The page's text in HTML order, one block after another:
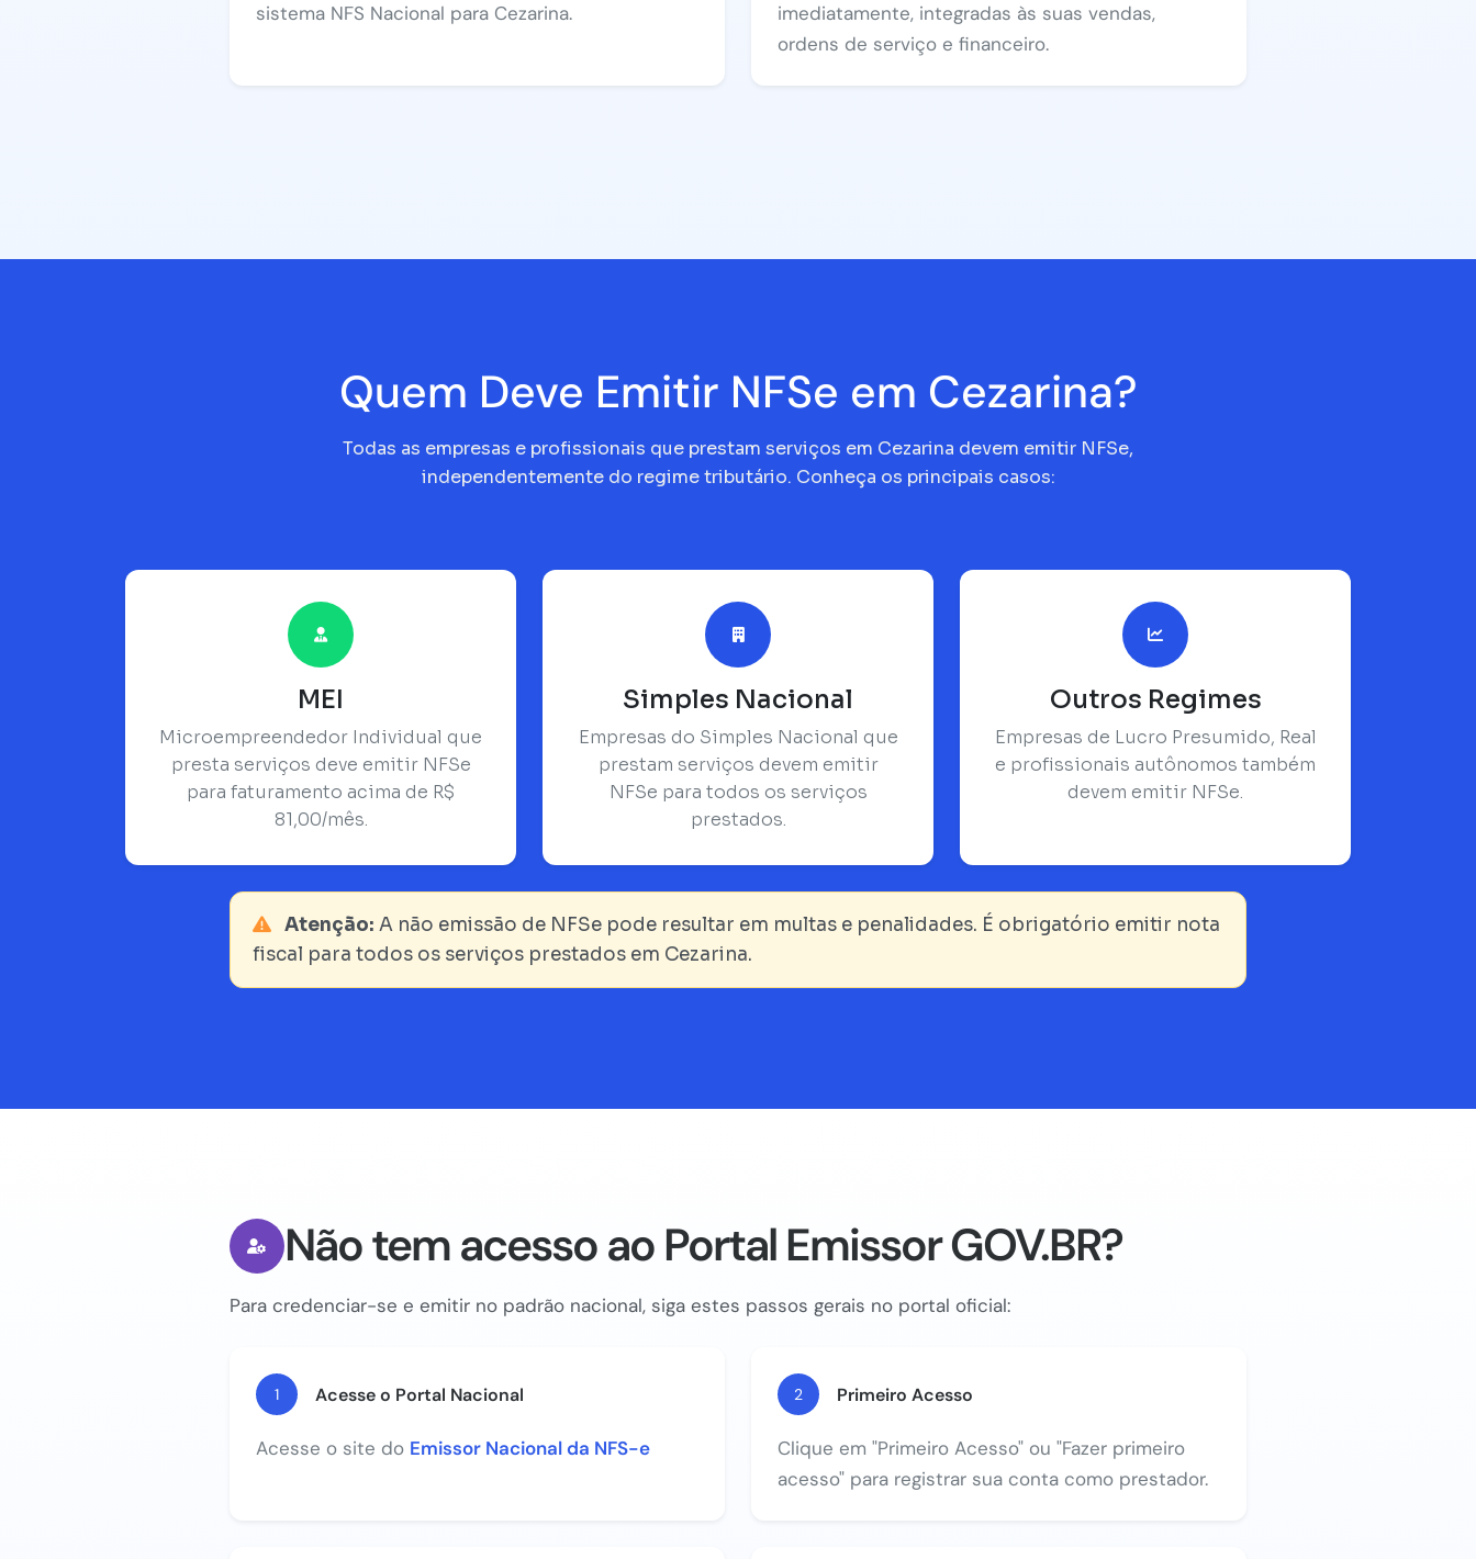
sistema NFS Nacional para Cezarina.
imediatamente, integradas às suas vendas,
ordens de serviço e financeiro.
Quem Deve Emitir NFSe em Cezarina?
Todas as empresas e profissionais que prestam serviços em Cezarina devem emitir NFSe,
independentemente do regime tributário. Conheça os principais casos:
MEI
Microempreendedor Individual que
presta serviços deve emitir NFSe
para faturamento acima de R$
81,00/mês.
Simples Nacional
Empresas do Simples Nacional que
prestam serviços devem emitir
NFSe para todos os serviços
prestados.
Outros Regimes
Empresas de Lucro Presumido, Real
e profissionais autônomos também
devem emitir NFSe.
Atenção: A não emissão de NFSe pode resultar em multas e penalidades. É obrigatório emitir nota
fiscal para todos os serviços prestados em Cezarina.
Não tem acesso ao Portal Emissor GOV.BR?
Para credenciar-se e emitir no padrão nacional, siga estes passos gerais no portal oficial:
1 Acesse o Portal Nacional
Acesse o site do Emissor Nacional da NFS-e
2 Primeiro Acesso
Clique em "Primeiro Acesso" ou "Fazer primeiro
acesso" para registrar sua conta como prestador.